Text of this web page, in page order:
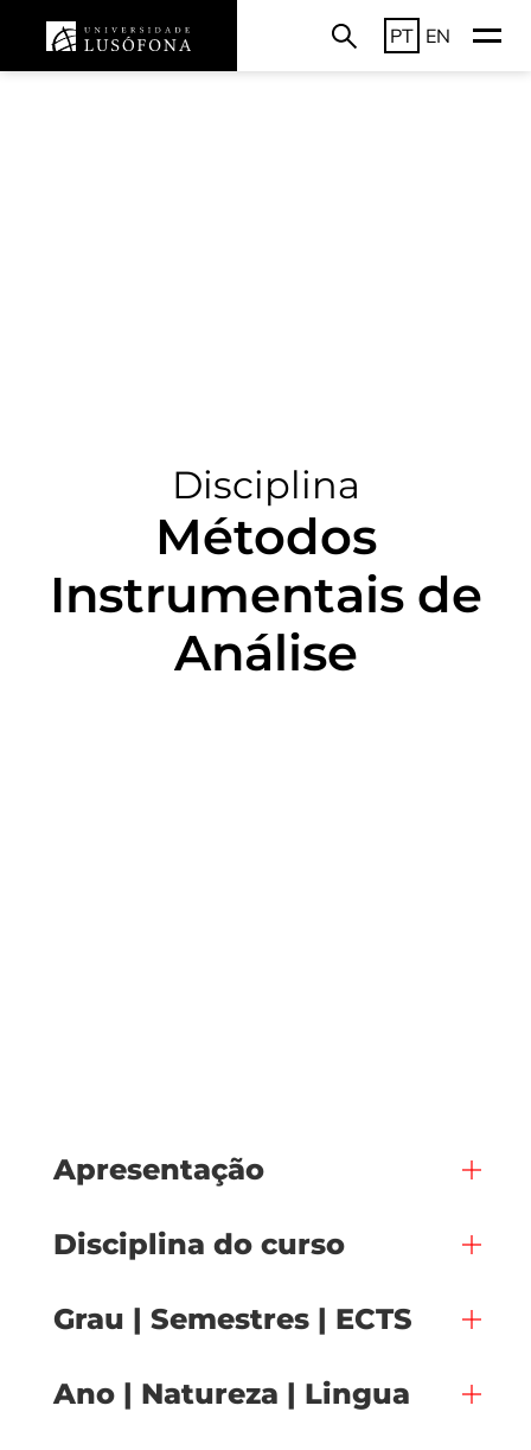
PT EN
Disciplina
Métodos
Instrumentais de
Análise
Apresentação
Disciplina do curso
Grau | Semestres | ECTS
Ano | Natureza | Lingua